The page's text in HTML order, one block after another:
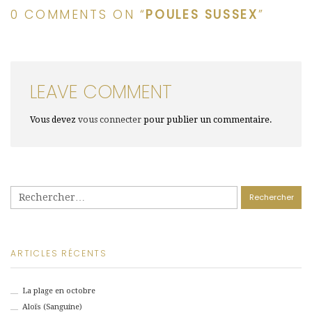
0 COMMENTS ON “POULES SUSSEX”
LEAVE COMMENT
Vous devez vous connecter pour publier un commentaire.
ARTICLES RÉCENTS
La plage en octobre
Aloïs (Sanguine)